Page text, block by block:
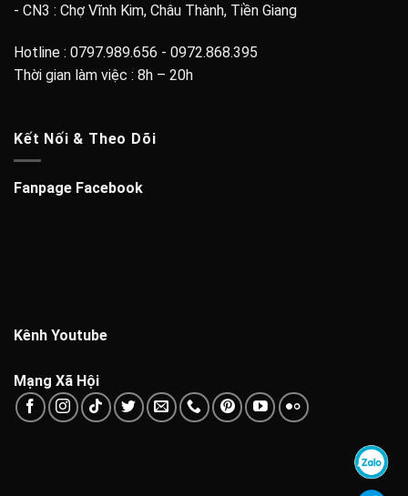
- CN3 : Chợ Vĩnh Kim, Châu Thành, Tiền Giang
Hotline : 0797.989.656 - 0972.868.395
Thời gian làm việc : 8h – 20h
Kết Nối & Theo Dõi
Fanpage Facebook
Kênh Youtube
Mạng Xã Hội